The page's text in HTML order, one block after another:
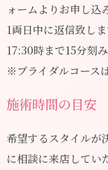
ォームよりお申し込
1両日中に返信致し
17:30時まで15分刻み
※ブライダルコース
施術時間の目安
希望するスタイルが
に相談に来店してい